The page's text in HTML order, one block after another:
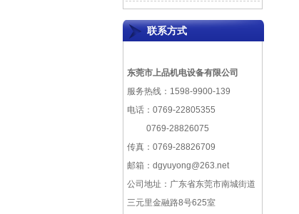
联系方式
东莞市上品机电设备有限公司
服务热线：1598-9900-139
电话：0769-22805355
0769-28826075
传真：0769-28826709
邮箱：dgyuyong@263.net
公司地址：广东省东莞市南城街道
三元里金融路8号625室